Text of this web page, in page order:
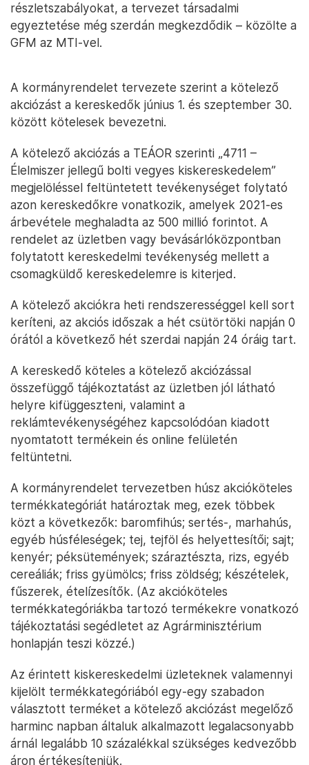
részletszabályokat, a tervezet társadalmi
egyeztetése még szerdán megkezdődik – közölte a
GFM az MTI-vel.
A kormányrendelet tervezete szerint a kötelező
akciózást a kereskedők június 1. és szeptember 30.
között kötelesek bevezetni.
A kötelező akciózás a TEÁOR szerinti „4711 –
Élelmiszer jellegű bolti vegyes kiskereskedelem”
megjelöléssel feltüntetett tevékenységet folytató
azon kereskedőkre vonatkozik, amelyek 2021-es
árbevétele meghaladta az 500 millió forintot. A
rendelet az üzletben vagy bevásárlóközpontban
folytatott kereskedelmi tevékenység mellett a
csomagküldő kereskedelemre is kiterjed.
A kötelező akciókra heti rendszerességgel kell sort
keríteni, az akciós időszak a hét csütörtöki napján 0
órától a következő hét szerdai napján 24 óráig tart.
A kereskedő köteles a kötelező akciózással
összefüggő tájékoztatást az üzletben jól látható
helyre kifüggeszteni, valamint a
reklámtevékenységéhez kapcsolódóan kiadott
nyomtatott termékein és online felületén
feltüntetni.
A kormányrendelet tervezetben húsz akcióköteles
termékkategóriát határoztak meg, ezek többek
közt a következők: baromfihús; sertés-, marhahús,
egyéb húsféleségek; tej, tejföl és helyettesítői; sajt;
kenyér; péksütemények; száraztészta, rizs, egyéb
cereáliák; friss gyümölcs; friss zöldség; készételek,
fűszerek, ételízesítők. (Az akcióköteles
termékkategóriákba tartozó termékekre vonatkozó
tájékoztatási segédletet az Agrárminisztérium
honlapján teszi közzé.)
Az érintett kiskereskedelmi üzleteknek valamennyi
kijelölt termékkategóriából egy-egy szabadon
választott terméket a kötelező akciózást megelőző
harminc napban általuk alkalmazott legalacsonyabb
árnál legalább 10 százalékkal szükséges kedvezőbb
áron értékesíteniük.